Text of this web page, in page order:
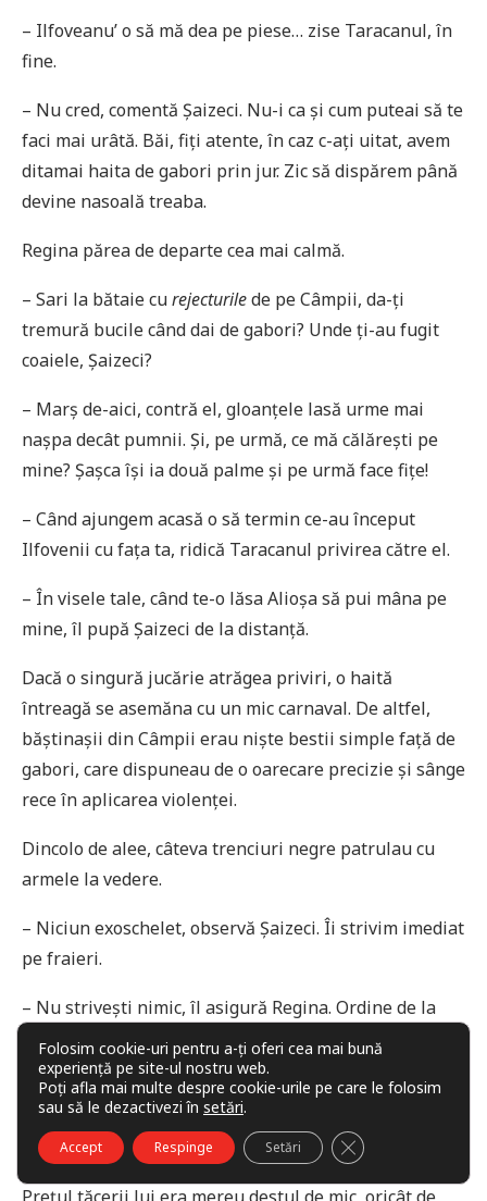
– Ilfoveanu’ o să mă dea pe piese… zise Taracanul, în
fine.
– Nu cred, comentă Șaizeci. Nu-i ca și cum puteai să te
faci mai urâtă. Băi, fiți atente, în caz c-ați uitat, avem
ditamai haita de gabori prin jur. Zic să dispărem până
devine nasoală treaba.
Regina părea de departe cea mai calmă.
– Sari la bătaie curejecturilede pe Câmpii, da-ți
tremură bucile când dai de gabori? Unde ți-au fugit
coaiele, Șaizeci?
– Marș de-aici, contră el, gloanțele lasă urme mai
nașpa decât pumnii. Și, pe urmă, ce mă călărești pe
mine? Șașca își ia două palme și pe urmă face fițe!
– Când ajungem acasă o să termin ce-au început
Ilfovenii cu fața ta, ridică Taracanul privirea către el.
– În visele tale, când te-o lăsa Alioșa să pui mâna pe
mine, îl pupă Șaizeci de la distanță.
Dacă o singură jucărie atrăgea priviri, o haită
întreagă se asemăna cu un mic carnaval. De altfel,
băștinașii din Câmpii erau niște bestii simple față de
gabori, care dispuneau de o oarecare precizie și sânge
rece în aplicarea violenței.
Dincolo de alee, câteva trenciuri negre patrulau cu
armele la vedere.
– Niciun exoschelet, observă Șaizeci. Îi strivim imediat
pe fraieri.
– Nu strivești nimic, îl asigură Regina. Ordine de la
Alioșa – fără gabori morți.
– Fie ca tine. O să iau eu câte unu’ pentru fiecare.
Dar pumnul lucios al Reginei se lipi de falca proaspăt
echipată a lui Șaizeci. Avariile păreau ireversibile.
Folosim cookie-uri pentru a-ți oferi cea mai bună
experiență pe site-ul nostru web.
Poți afla mai multe despre cookie-urile pe care le folosim
sau să le dezactivezi în setări.
Accept Respinge Setări CLOSE GDPR